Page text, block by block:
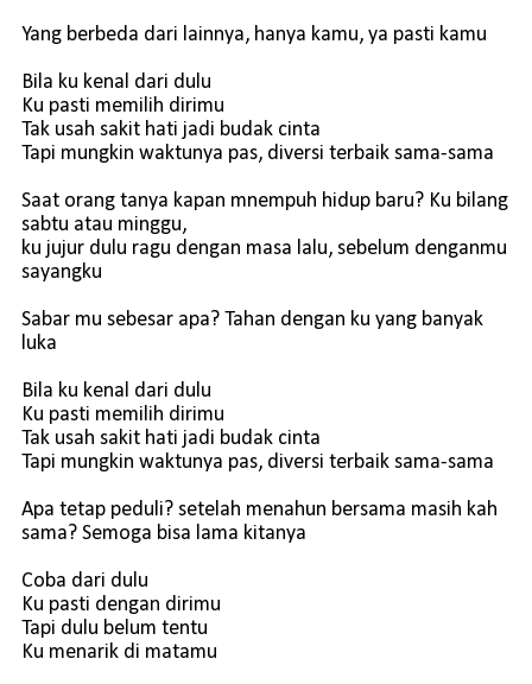
Yang berbeda dari lainnya, hanya kamu, ya pasti kamu
Bila ku kenal dari dulu
Ku pasti memilih dirimu
Tak usah sakit hati jadi budak cinta
Tapi mungkin waktunya pas, diversi terbaik sama-sama
Saat orang tanya kapan mnempuh hidup baru? Ku bilang
sabtu atau minggu,
ku jujur dulu ragu dengan masa lalu, sebelum denganmu
sayangku
Sabar mu sebesar apa? Tahan dengan ku yang banyak
luka
Bila ku kenal dari dulu
Ku pasti memilih dirimu
Tak usah sakit hati jadi budak cinta
Tapi mungkin waktunya pas, diversi terbaik sama-sama
Apa tetap peduli? setelah menahun bersama masih kah
sama? Semoga bisa lama kitanya
Coba dari dulu
Ku pasti dengan dirimu
Tapi dulu belum tentu
Ku menarik di matamu